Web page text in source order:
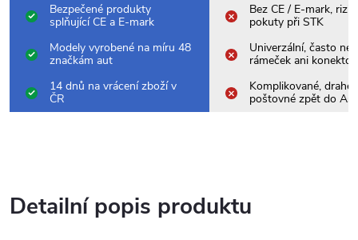
Bezpečené produkty
splňující CE a E-mark
Bez CE / E-mark,
pokuty při STK
Modely vyrobené na míru 48
značkám aut
Univerzální, často
rámeček ani konektor
14 dnů na vrácení zboží v
ČR
Komplikované, drahé
poštovné zpět do
Detailní popis produktu